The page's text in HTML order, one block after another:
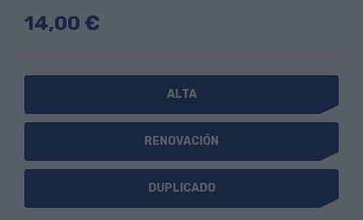
14,00 €
ALTA
RENOVACIÓN
DUPLICADO